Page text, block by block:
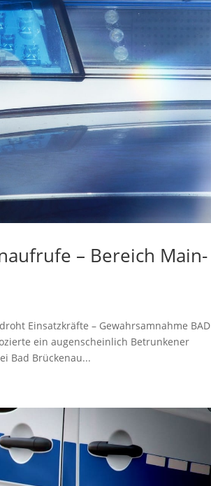
– Bereich Main-
Einsatzkräfte – Gewahrsamnahme BAD
ein augenscheinlich Betrunkener
Bad Brückenau...